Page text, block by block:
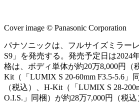
Cover image © Panasonic Corporation
パナソニックは、フルサイズミラー
S9」を発売する。発売予定日は2024
格は、ボディ単体が約20万8,000円（
Kit（「LUMIX S 20-60mm F3.5-5.6」
（税込）、H-Kit（「LUMIX S 28-
O.I.S.」同梱）が約28万7,000円（税込